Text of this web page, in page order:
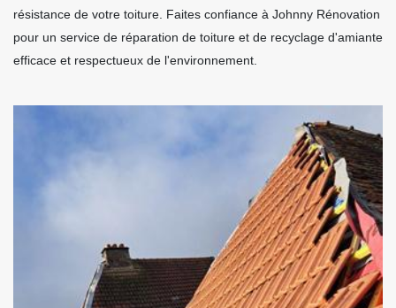
résistance de votre toiture. Faites confiance à Johnny Rénovation
pour un service de réparation de toiture et de recyclage d'amiante
efficace et respectueux de l'environnement.